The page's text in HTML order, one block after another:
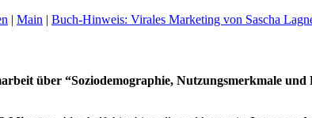
| Main | Buch-Hinweis: Virales Marketing von Sascha
über “Soziodemographie, Nutzungsmerkmale und